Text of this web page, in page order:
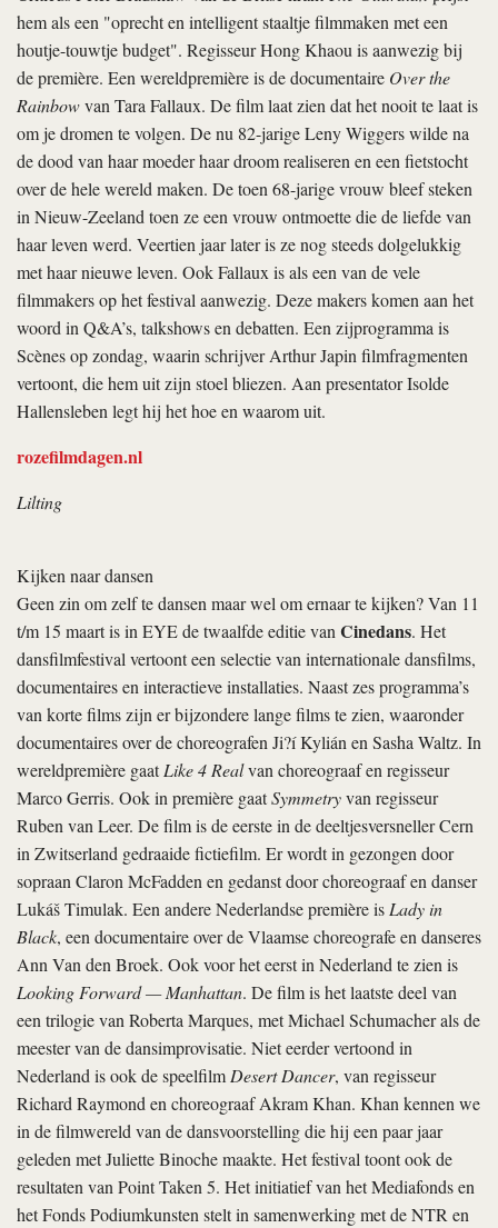
hem als een "oprecht en intelligent staaltje filmmaken met een
houtje-touwtje budget". Regisseur Hong Khaou is aanwezig bij
de première. Een wereldpremière is de documentaire Over the
Rainbowvan Tara Fallaux. De film laat zien dat het nooit te laat is
om je dromen te volgen. De nu 82-jarige Leny Wiggers wilde na
de dood van haar moeder haar droom realiseren en een fietstocht
over de hele wereld maken. De toen 68-jarige vrouw bleef steken
in Nieuw-Zeeland toen ze een vrouw ontmoette die de liefde van
haar leven werd. Veertien jaar later is ze nog steeds dolgelukkig
met haar nieuwe leven. Ook Fallaux is als een van de vele
filmmakers op het festival aanwezig. Deze makers komen aan het
woord in Q&A’s, talkshows en debatten. Een zijprogramma is
Scènes op zondag, waarin schrijver Arthur Japin filmfragmenten
vertoont, die hem uit zijn stoel bliezen. Aan presentator Isolde
Hallensleben legt hij het hoe en waarom uit.
rozefilmdagen.nl
Lilting
Kijken naar dansen
Geen zin om zelf te dansen maar wel om ernaar te kijken? Van 11
t/m 15 maart is in EYE de twaalfde editie vanCinedans. Het
dansfilmfestival vertoont een selectie van internationale dansfilms,
documentaires en interactieve installaties. Naast zes programma’s
van korte films zijn er bijzondere lange films te zien, waaronder
documentaires over de choreografen Ji?í Kylián en Sasha Waltz. In
wereldpremière gaatLike 4 Realvan choreograaf en regisseur
Marco Gerris. Ook in première gaatSymmetryvan regisseur
Ruben van Leer. De film is de eerste in de deeltjesversneller Cern
in Zwitserland gedraaide fictiefilm. Er wordt in gezongen door
sopraan Claron McFadden en gedanst door choreograaf en danser
Lukáš Timulak. Een andere Nederlandse première isLady in
Black, een documentaire over de Vlaamse choreografe en danseres
Ann Van den Broek. Ook voor het eerst in Nederland te zien is
Looking Forward — Manhattan. De film is het laatste deel van
een trilogie van Roberta Marques, met Michael Schumacher als de
meester van de dansimprovisatie. Niet eerder vertoond in
Nederland is ook de speelfilmDesert Dancer, van regisseur
Richard Raymond en choreograaf Akram Khan. Khan kennen we
in de filmwereld van de dansvoorstelling die hij een paar jaar
geleden met Juliette Binoche maakte. Het festival toont ook de
resultaten van Point Taken 5. Het initiatief van het Mediafonds en
het Fonds Podiumkunsten stelt in samenwerking met de NTR en